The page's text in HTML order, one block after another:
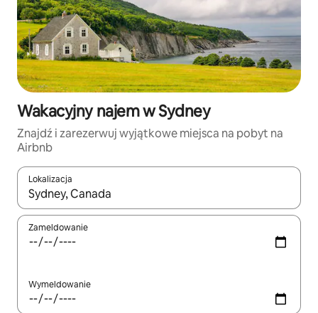
Wakacyjny najem w Sydney
Znajdź i zarezerwuj wyjątkowe miejsca na pobyt na
Airbnb
Lokalizacja
Gdy wyniki będą dostępne, możesz poruszać się po nich za
Zameldowanie
Wymeldowanie